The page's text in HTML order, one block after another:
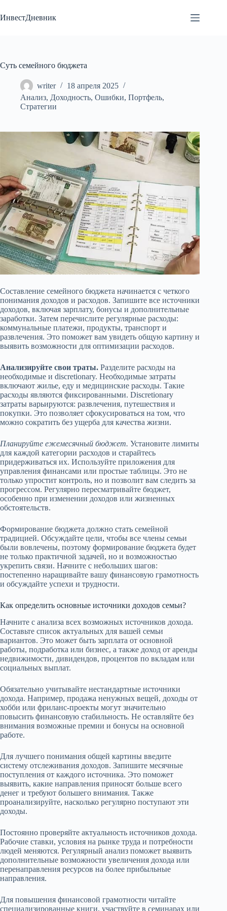
к
сути
ИнвестДневник
Суть семейного бюджета
writer
18 апреля 2025
Анализ, Доходность, Ошибки, Портфель,
Стратегии
Составление семейного бюджета начинается с четкого
понимания доходов и расходов. Запишите все источники
доходов, включая зарплату, бонусы и дополнительные
заработки. Затем перечислите регулярные расходы:
коммунальные платежи, продукты, транспорт и
развлечения. Это поможет вам увидеть общую картину и
выявить возможности для оптимизации расходов.
Анализируйте свои траты. Разделите расходы на
необходимые и discretionary. Необходимые затраты
включают жилье, еду и медицинские расходы. Такие
расходы являются фиксированными. Discretionary
затраты варьируются: развлечения, путешествия и
покупки. Это позволяет сфокусироваться на том, что
можно сократить без ущерба для качества жизни.
Планируйте ежемесячный бюджет. Установите лимиты
для каждой категории расходов и старайтесь
придерживаться их. Используйте приложения для
управления финансами или простые таблицы. Это не
только упростит контроль, но и позволит вам следить за
прогрессом. Регулярно пересматривайте бюджет,
особенно при изменении доходов или жизненных
обстоятельств.
Формирование бюджета должно стать семейной
традицией. Обсуждайте цели, чтобы все члены семьи
были вовлечены, поэтому формирование бюджета будет
не только практичной задачей, но и возможностью
укрепить связи. Начните с небольших шагов:
постепенно наращивайте вашу финансовую грамотность
и обсуждайте успехи и трудности.
Как определить основные источники доходов семьи?
Начните с анализа всех возможных источников дохода.
Составьте список актуальных для вашей семьи
вариантов. Это может быть зарплата от основной
работы, подработка или бизнес, а также доход от аренды
недвижимости, дивидендов, процентов по вкладам или
социальных выплат.
Обязательно учитывайте нестандартные источники
дохода. Например, продажа ненужных вещей, доходы от
хобби или фриланс-проекты могут значительно
повысить финансовую стабильность. Не оставляйте без
внимания возможные премии и бонусы на основной
работе.
Для лучшего понимания общей картины введите
систему отслеживания доходов. Запишите месячные
поступления от каждого источника. Это поможет
выявить, какие направления приносят больше всего
денег и требуют большего внимания. Также
проанализируйте, насколько регулярно поступают эти
доходы.
Постоянно проверяйте актуальность источников дохода.
Рабочие ставки, условия на рынке труда и потребности
людей меняются. Регулярный анализ поможет выявить
дополнительные возможности увеличения дохода или
перенаправления ресурсов на более прибыльные
направления.
Для повышения финансовой грамотности читайте
специализированные книги, участвуйте в семинарах или